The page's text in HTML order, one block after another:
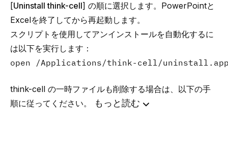
[Uninstall think-cell] の順に選択します。PowerPointと
Excelを終了してから再起動します。
スクリプトを使用してアンインストールを自動化するに
は以下を実行します：
open /Applications/think-cell/
think-cell の一時ファイルも削除する場合は、以下の手
順に従ってください。
もっと読む